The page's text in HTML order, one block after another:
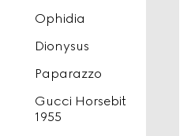
Ophidia
Dionysus
Paparazzo
Gucci Horsebit
1955